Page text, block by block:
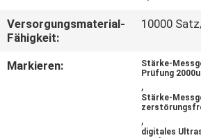
IN
VERBINDUNG
Versorgungsmaterial-
Fähigkeit:
10000
Markieren:
Stärke-
Prüfung
,
Stärke-
,
digitales